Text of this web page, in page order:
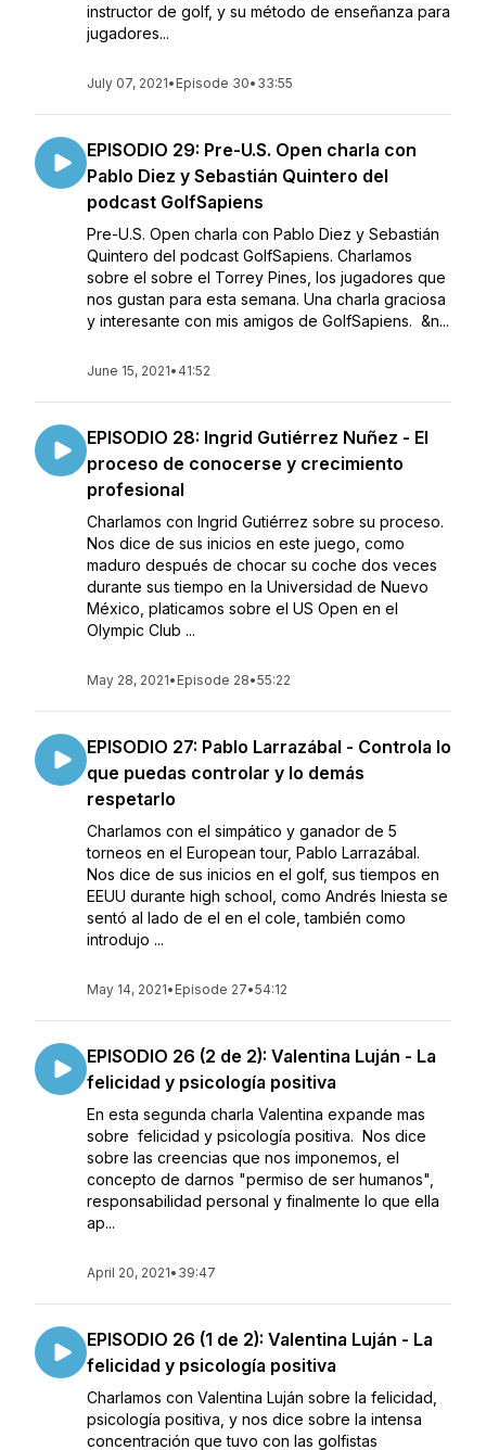
instructor de golf, y su método de enseñanza para
jugadores...
July 07, 2021• Episode 30• 33:55
EPISODIO 29: Pre-U.S. Open charla con
Pablo Diez y Sebastián Quintero del
podcast GolfSapiens
Pre-U.S. Open charla con Pablo Diez y Sebastián
Quintero del podcast GolfSapiens. Charlamos
sobre el sobre el Torrey Pines, los jugadores que
nos gustan para esta semana. Una charla graciosa
y interesante con mis amigos de GolfSapiens. &n...
June 15, 2021• 41:52
EPISODIO 28: Ingrid Gutiérrez Nuñez - El
proceso de conocerse y crecimiento
profesional
Charlamos con Ingrid Gutiérrez sobre su proceso.
Nos dice de sus inicios en este juego, como
maduro después de chocar su coche dos veces
durante sus tiempo en la Universidad de Nuevo
México, platicamos sobre el US Open en el
Olympic Club ...
May 28, 2021• Episode 28•55:22
EPISODIO 27: Pablo Larrazábal - Controla lo
que puedas controlar y lo demás
respetarlo
Charlamos con el simpático y ganador de 5
torneos en el European tour, Pablo Larrazábal.
Nos dice de sus inicios en el golf, sus tiempos en
EEUU durante high school, como Andrés Iniesta se
sentó al lado de el en el cole, también como
introdujo ...
May 14, 2021• Episode 27•54:12
EPISODIO 26 (2 de 2): Valentina Luján - La
felicidad y psicología positiva
En esta segunda charla Valentina expande mas
sobre felicidad y psicología positiva. Nos dice
sobre las creencias que nos imponemos, el
concepto de darnos "permiso de ser humanos",
responsabilidad personal y finalmente lo que ella
ap...
April 20, 2021• 39:47
EPISODIO 26 (1 de 2): Valentina Luján - La
felicidad y psicología positiva
Charlamos con Valentina Luján sobre la felicidad,
psicología positiva, y nos dice sobre la intensa
concentración que tuvo con las golfistas